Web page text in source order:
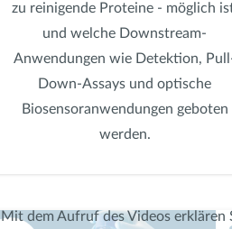
zu reinigende Proteine - möglich
und welche Downstream-
Anwendungen wie Detektion,
Down-Assays und optische
Biosensoranwendungen geboten
werden.
Mit dem Aufruf des Videos erklären